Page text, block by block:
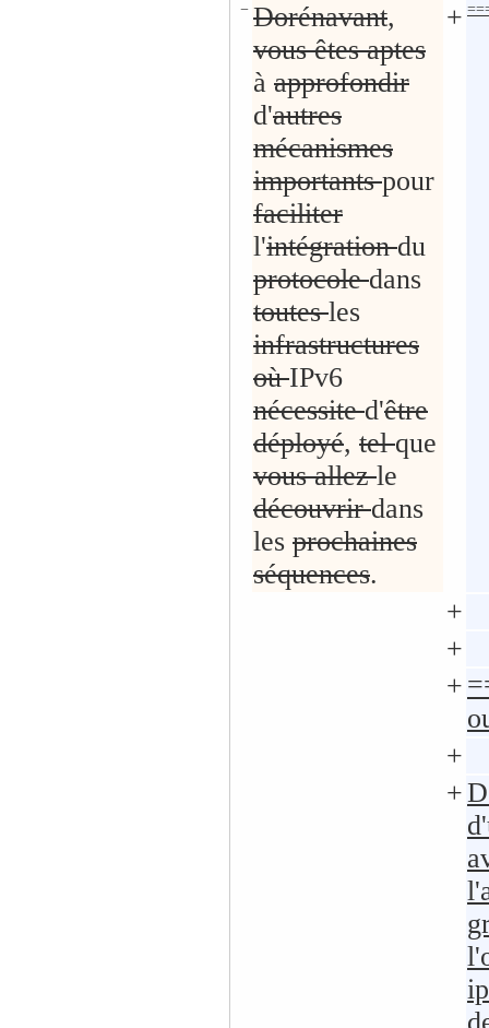
− Dorénavant,
vous êtes aptes
à approfondir
d'autres
mécanismes
importantspour
faciliter
l'intégrationdu
protocoledans
toutesles
infrastructures
oùIPv6
nécessited'être
déployé, telque
vous allezle
découvrirdans
les prochaines
séquences.
+
+
+
+
+
+